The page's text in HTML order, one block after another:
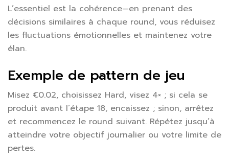
L’essentiel est la cohérence—en prenant des
décisions similaires à chaque round, vous réduisez
les fluctuations émotionnelles et maintenez votre
élan.
Exemple de pattern de jeu
Misez €0.02, choisissez Hard, visez 4× ; si cela se
produit avant l’étape 18, encaissez ; sinon, arrêtez
et recommencez le round suivant. Répétez jusqu’à
atteindre votre objectif journalier ou votre limite de
pertes.